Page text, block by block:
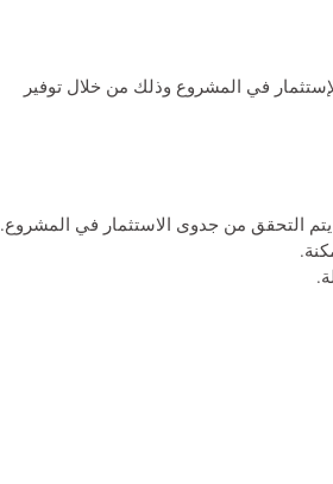
في المشروع وذلك من خلال توفير
يتم التحقق من جدوى الاستثمار في المشروع.